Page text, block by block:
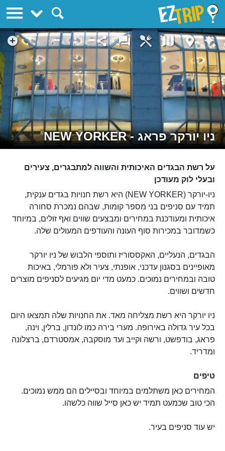
ניו יורקר פראג - NEW YORKER
על רשת הבגדים האיכותית והשווה למתבגרים, צעירים
ובעלי לוק מעודכן
ניו-יורקר (NEW YORKER) היא רשת חנויות בגדים ענקית,
תמיד עם סניפים בני מספר קומות, שבהם נמכרת סחורה
איכותית ומעודכנת במחירים ומבצעים שווים ואף זולים, במיוחד
כשמדובר במכירות סוף העונה והעודפים המעולים שלה.
הבגדים, הנעליים, האקססוריז ותוספי הלבוש של ניו יורקר
מאופיינים בסגנון עדכני, אופנתי, צעיר ולא פורמלי, באיכות
טובה ובמחירים נמוכים. כמעט מדי יום מגיעים לסניפים מוצרים
חדשים ושווים.
ניו יורקר היא רשת מצליחה מאד. את החנויות שלה תמצאו היום
בכל עיר גדולה באירופה. מערי בירה כמו לונדון, ברלין, וינה,
פראג, בודפשט, ורשה וקייב ועד מוסקבה, אמסטרדם, ברצלונה
ומדריד.
טיפים
המחירים כאן משתלמים במיוחד ובסיילים הם ממש נמוכים.
הכי טוב שכמעט תמיד יש כאן סייל שווה כלשהו.
יש עוד סניפים בעיר.
EZTrip